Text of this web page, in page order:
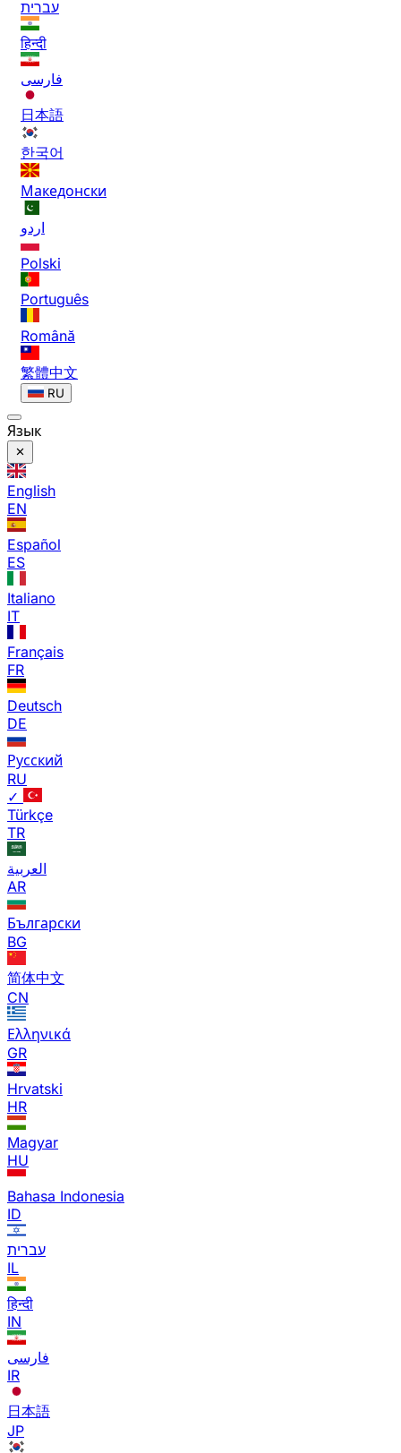
עברית
हिन्दी
فارسی
日本語
한국어
Македонски
اردو
Polski
Português
Română
繁體中文
RU
Язык
English
EN
Español
ES
Italiano
IT
Français
FR
Deutsch
DE
Русский
RU
✓
Türkçe
TR
العربية
AR
Български
BG
简体中文
CN
Ελληνικά
GR
Hrvatski
HR
Magyar
HU
Bahasa Indonesia
ID
עברית
IL
हिन्दी
IN
فارسی
IR
日本語
JP